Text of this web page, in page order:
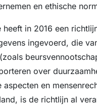
en ethische
heeft in 2016 een
ingevoerd, die
over
en
is de richtlijn al